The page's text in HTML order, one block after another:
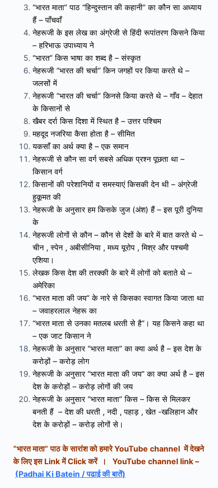
“भारत माता” पाठ “हिन्दुस्तान की कहानी” का कौन सा अध्याय
हैं – पाँचवाँ
नेहरूजी के इस लेख का अंग्रेजी से हिंदी रूपांतरण किसने किया
– हरिभाऊ उपाध्याय ने
“भारत” किस भाषा का शब्द है – संस्कृत
नेहरूजी “भारत की चर्चा” किन जगहों पर किया करते थे –
जलसों में
नेहरूजी “भारत की चर्चा” किनसे किया करते थे – गाँव – देहात
के किसानों से
खैबर दर्रा किस दिशा में स्थित है – उत्तर पश्चिम
महदूद नजरिया कैसा होता है – सीमित
यकसाँ का अर्थ क्या है – एक समान
नेहरूजी से कौन सा वर्ग सबसे अधिक प्रश्न पूछता था –
किसान वर्ग
किसानों की परेशानियों व समस्याएं किसकी देन थी – अंग्रेजी
हुकूमत की
नेहरूजी के अनुसार हम किसके जुज (अंश) हैं – इस पूरी दुनिया
के
नेहरूजी लोगों से कौन – कौन से देशों के बारे में बात करते थे –
चीन , स्पेन , अबीसीनिया , मध्य यूरोप , मिश्र और पश्चमी
एशिया।
लेखक किस देश की तरक्की के बारे में लोगों को बताते थे –
अमेरिका
“भारत माता की जय” के नारे से किसका स्वागत किया जाता था
– जवाहरलाल नेहरू का
“भारत माता से उनका मतलब धरती से है”। यह किसने कहा था
– एक जाट किसान ने
नेहरूजी के अनुसार “भारत माता” का क्या अर्थ है – इस देश के
करोड़ों – करोड़ लोग
नेहरूजी के अनुसार “भारत माता की जय” का क्या अर्थ है – इस
देश के करोड़ों – करोड़ लोगों की जय
नेहरूजी के अनुसार “भारत माता” किस – किस से मिलकर
बनती हैं – देश की धरती , नदी , पहाड़ , खेत -खलिहान और
देश के करोड़ों – करोड़ लोगों से।
“भारत माता” पाठ के सारांशको हमारे YouTube channel में देखने
के लिए इस Link में Click करें । YouTube channel link –
(Padhai Ki Batein / पढाई की बातें)